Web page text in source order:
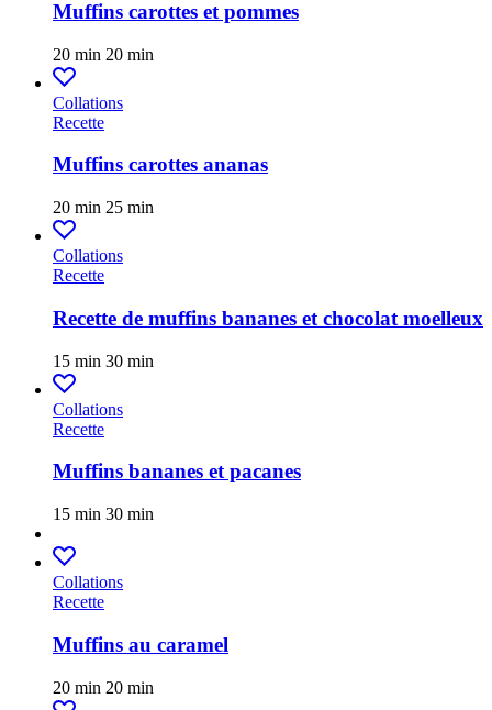
Muffins carottes et pommes
20 min 20 min
Collations
Recette
Muffins carottes ananas
20 min 25 min
Collations
Recette
Recette de muffins bananes et chocolat moelleux
15 min 30 min
Collations
Recette
Muffins bananes et pacanes
15 min 30 min
Collations
Recette
Muffins au caramel
20 min 20 min